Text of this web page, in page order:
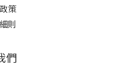
策
則
們